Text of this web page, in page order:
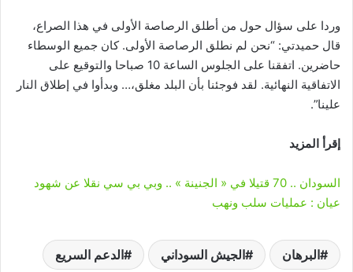
وردا على سؤال حول من أطلق الرصاصة الأولى في هذا الصراع،
قال حميدتي: “نحن لم نطلق الرصاصة الأولى. كان جميع الوسطاء
حاضرين. اتفقنا على الجلوس الساعة 10 صباحا والتوقيع على
الاتفاقية النهائية. لقد فوجئنا بأن البلد مغلق،… وبدأوا في إطلاق النار
علينا”.
إقرأ المزيد
السودان .. 70 قتيلا في « الجنينة » .. وبي بي سي نقلا عن شهود
عيان : عمليات سلب ونهب
البرهان الجيش السوداني الدعم السريع